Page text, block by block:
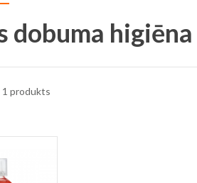
dobuma higiēna
1 produkts